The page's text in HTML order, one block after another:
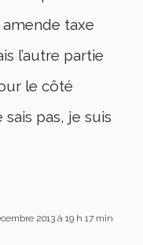
taxe
l’autre partie
le côté
pas, je suis
2013 à 19 h 17 min